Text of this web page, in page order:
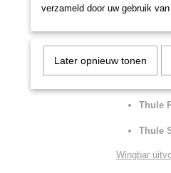
Kwaliteit
Thule
Thule
Wingbar
verzameld door uw gebruik
Later opnieuw tonen